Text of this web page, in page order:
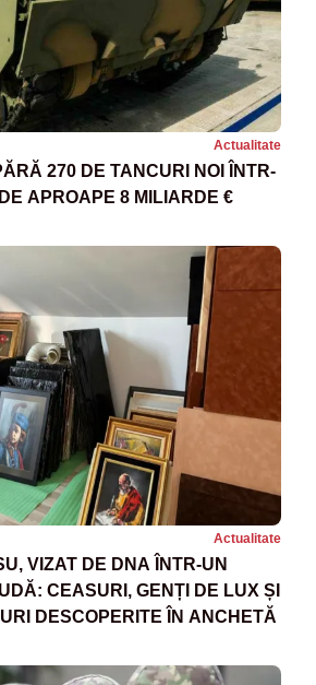
Actualitate
270 DE TANCURI NOI ÎNTR-
APROAPE 8 MILIARDE €
Actualitate
VIZAT DE DNA ÎNTR-UN
CEASURI, GENȚI DE LUX ȘI
DESCOPERITE ÎN ANCHETĂ